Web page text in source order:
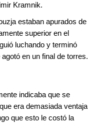
Kramnik.
estaban apurados de
superior en el
luchando y terminó
en un final de torres.
indicaba que se
era demasiada ventaja
que esto le costó la